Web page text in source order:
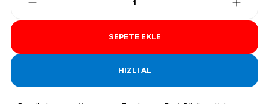
SEPETE EKLE
HIZLI AL